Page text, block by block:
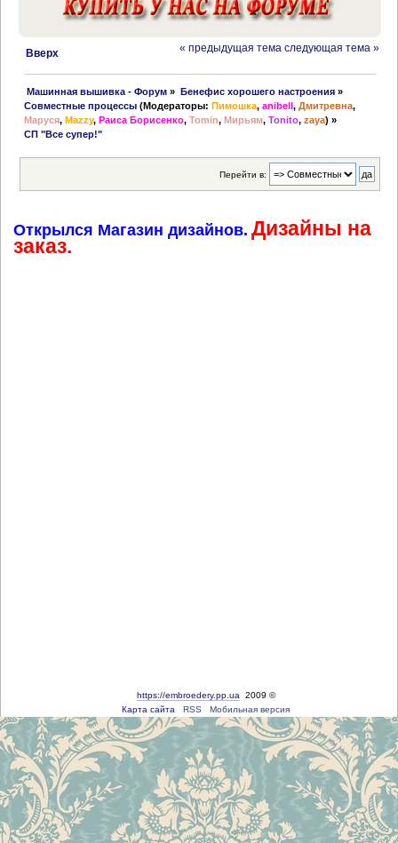
Вверх
« предыдущая тема следующая тема »
Машинная вышивка - Форум » Бенефис хорошего настроения»
Совместные процессы (Модераторы: Пимошка,anibell,Дмитревна,
Маруся, Mazzy, Раиса Борисенко,Tomin, Мирьям,Tonito,zaya) »
СП "Все супер!"
Перейти в:
Открылся Магазин дизайнов. Дизайны на
заказ.
https://embroedery.pp.ua 2009 ©
Карта сайта
RSS Мобильная версия